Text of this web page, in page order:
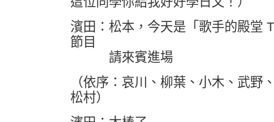
濱田：松本，今天是「歌手的殿堂
節目
請來賓進場
（依序：哀川、柳葉、小木、武野
松村）